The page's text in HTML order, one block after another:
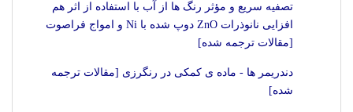
تصفیه سریع و مؤثر رنگ ها از آب با استفاده از اثر هم
افزایی نانوذرات ZnO دوپ شده با Ni و امواج فراصوت
[مقالات ترجمه شده]
دندریمر ها - ماده ی کمکی در رنگرزی [مقالات ترجمه
شده]